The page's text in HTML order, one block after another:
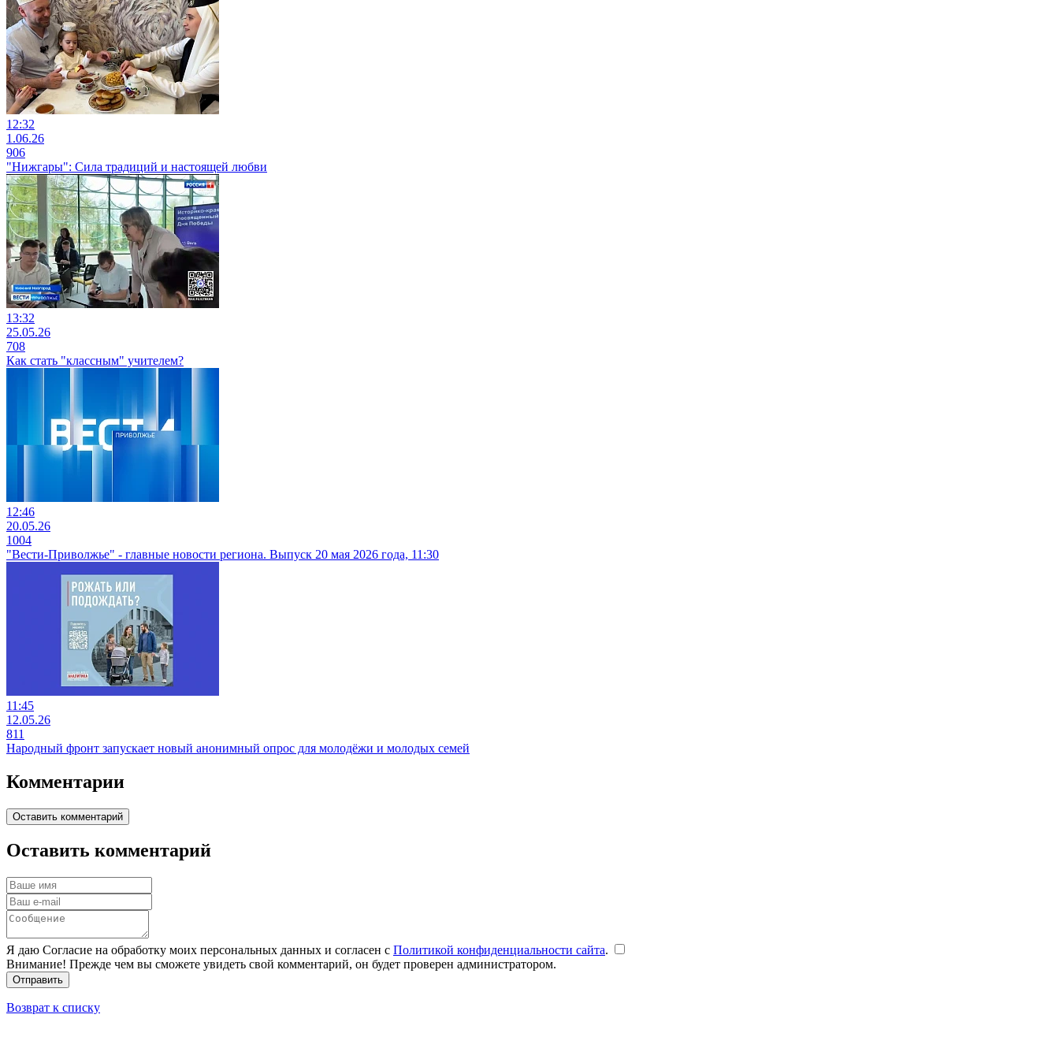
12:32
1.06.26
906
"Нижгары": Сила традиций и настоящей любви
13:32
25.05.26
708
Как стать "классным" учителем?
12:46
20.05.26
1004
"Вести-Приволжье" - главные новости региона. Выпуск 20 мая 2026 года, 11:30
11:45
12.05.26
811
Народный фронт запускает новый анонимный опрос для молодёжи и молодых семей
Комментарии
Оставить комментарий
Оставить комментарий
Я даю Согласие на обработку моих персональных данных и согласен с Политикой конфиденциальности сайта.
Внимание! Прежде чем вы сможете увидеть свой комментарий, он будет проверен администратором.
Отправить
Возврат к списку